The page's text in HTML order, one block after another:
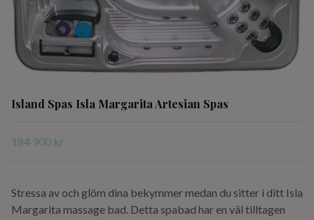
Island Spas Isla Margarita Artesian Spas
184 900 kr
Stressa av och glöm dina bekymmer medan du sitter i ditt Isla
Margarita massage bad. Detta spabad har en väl tilltagen